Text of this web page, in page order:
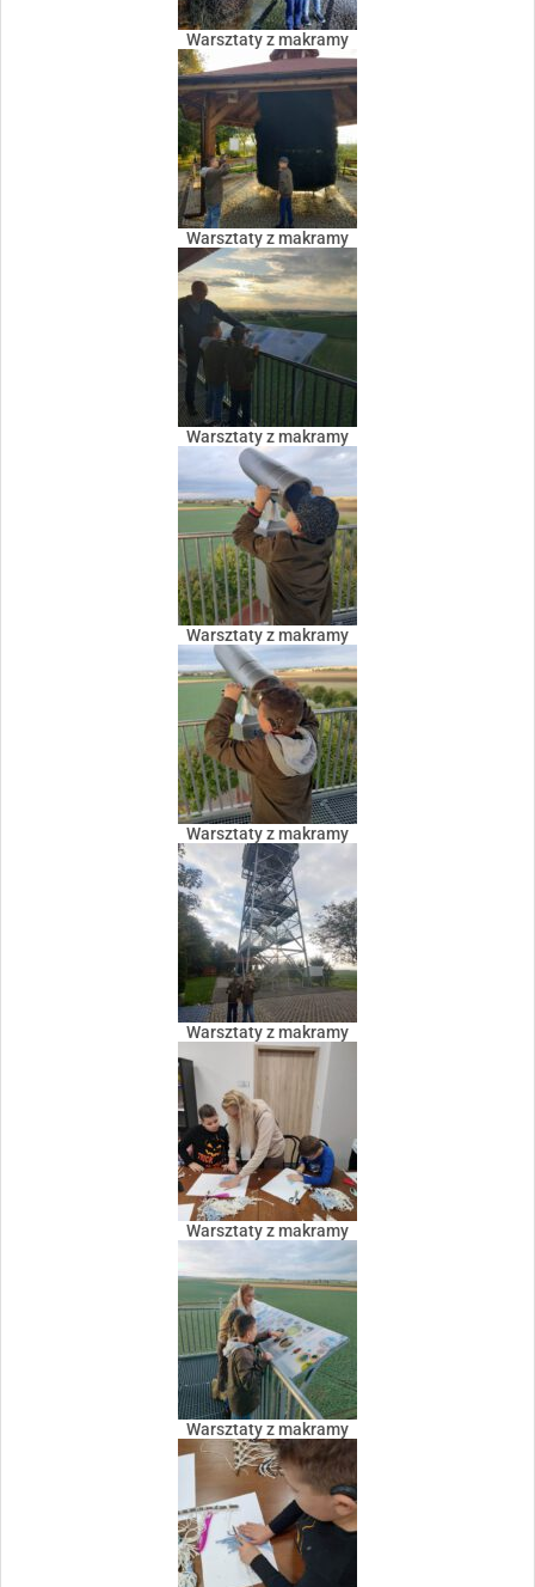
Warsztaty z makramy
Warsztaty z makramy
Warsztaty z makramy
Warsztaty z makramy
Warsztaty z makramy
Warsztaty z makramy
Warsztaty z makramy
Warsztaty z makramy